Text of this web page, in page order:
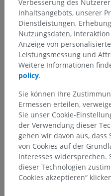
Verbesserung des
Inhaltsangebots, unserer
Dienstleistungen,
Nutzungsdaten,
Anzeige von
Leistungsmessung und
Weitere Informationen
policy.
Sie können Ihre
Ermessen erteilen,
Sie unser Cookie-
der Verwendung dieser
gehen wir davon aus, dass
von Cookies auf der
Interesses widersprechen.
dieser Technologien
Cookies akzeptieren“